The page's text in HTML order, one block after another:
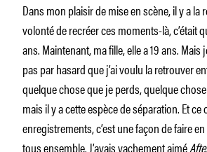
Dans mon plaisir de mise en scène, il y a la
volonté de recréer ces moments-là, c’était
ans. Maintenant, ma fille, elle a 19 ans. Mais
pas par hasard que j’ai voulu la retrouver
quelque chose que je perds, quelque
mais il y a cette espèce de séparation. Et ce
enregistrements, c’est une façon de faire
tous ensemble. J’avais vachement aimé